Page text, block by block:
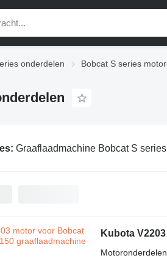
onderdelen Bobcat S series
Graaflaadmachine Bobcat S
Kubota